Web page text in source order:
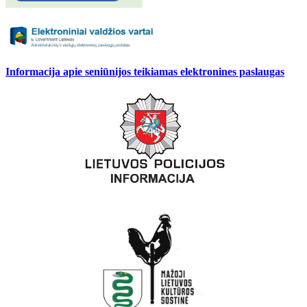
Informacija apie seniūnijos teikiamas elektronines paslaugas